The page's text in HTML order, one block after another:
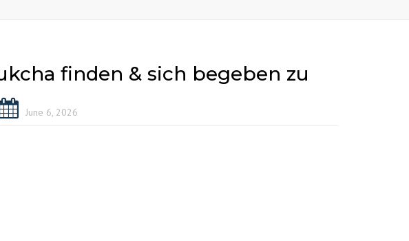
finden & sich begeben zu
June 6, 2026